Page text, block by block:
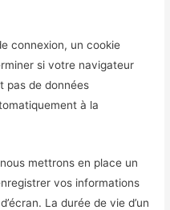
connexion, un cookie
si votre navigateur
pas de données
à la
mettrons en place un
vos informations
La durée de vie d’un